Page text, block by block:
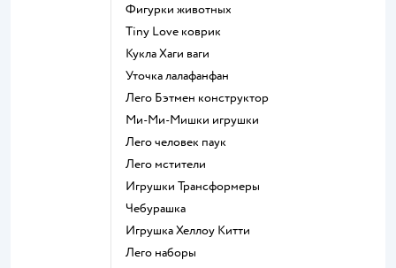
Фигурки животных
Tiny Love коврик
Кукла Хаги ваги
Уточка лалафанфан
Лего Бэтмен конструктор
Ми-Ми-Мишки игрушки
Лего человек паук
Лего мстители
Игрушки Трансформеры
Чебурашка
Игрушка Хеллоу Китти
Лего наборы